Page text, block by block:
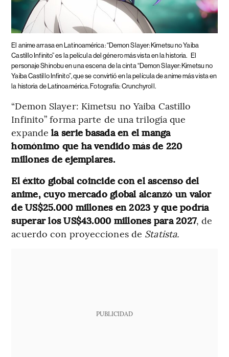
El anime arrasa en Latinoamérica: “Demon Slayer: Kimetsu no Yaiba
Castillo Infinito” es la película del género más vista en la historia. El
personaje Shinobu en una escena de la cinta “Demon Slayer: Kimetsu no
Yaiba Castillo Infinito”, que se convirtió en la película de anime más vista en
la historia de Latinoamérica. Fotografía: Crunchyroll.
“Demon Slayer: Kimetsu no Yaiba Castillo
Infinito” forma parte de una trilogía que
expandela serie basada en el manga
homónimo que ha vendido más de 220
millones de ejemplares.
El éxito global coincide con el ascenso del
anime, cuyo mercado global alcanzó un valor
de US$25.000 millones en 2023 y que podría
superar los US$43.000 millones para 2027, de
acuerdo con proyecciones de Statista.
PUBLICIDAD